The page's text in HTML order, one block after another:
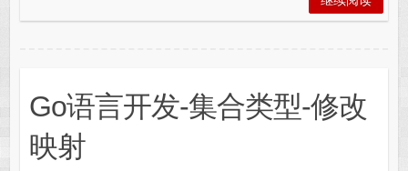
Go语言开发-集合类型-修改
映射